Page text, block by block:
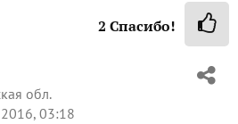
2 Спасибо!
обл.
2016, 03:18